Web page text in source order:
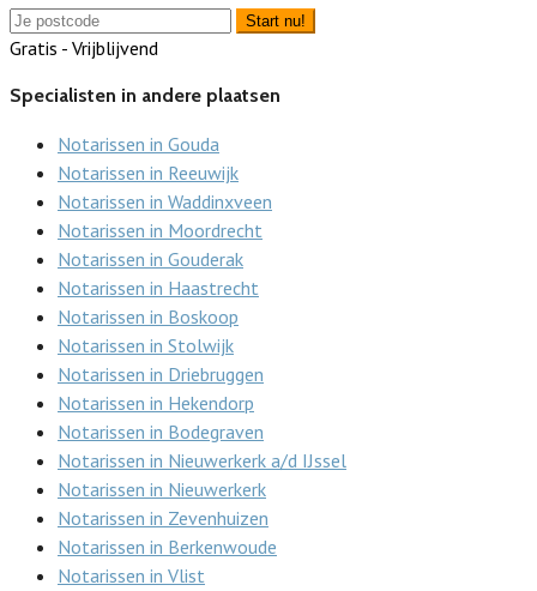
Start nu!
Gratis - Vrijblijvend
Specialisten in andere plaatsen
Notarissen in Gouda
Notarissen in Reeuwijk
Notarissen in Waddinxveen
Notarissen in Moordrecht
Notarissen in Gouderak
Notarissen in Haastrecht
Notarissen in Boskoop
Notarissen in Stolwijk
Notarissen in Driebruggen
Notarissen in Hekendorp
Notarissen in Bodegraven
Notarissen in Nieuwerkerk a/d IJssel
Notarissen in Nieuwerkerk
Notarissen in Zevenhuizen
Notarissen in Berkenwoude
Notarissen in Vlist